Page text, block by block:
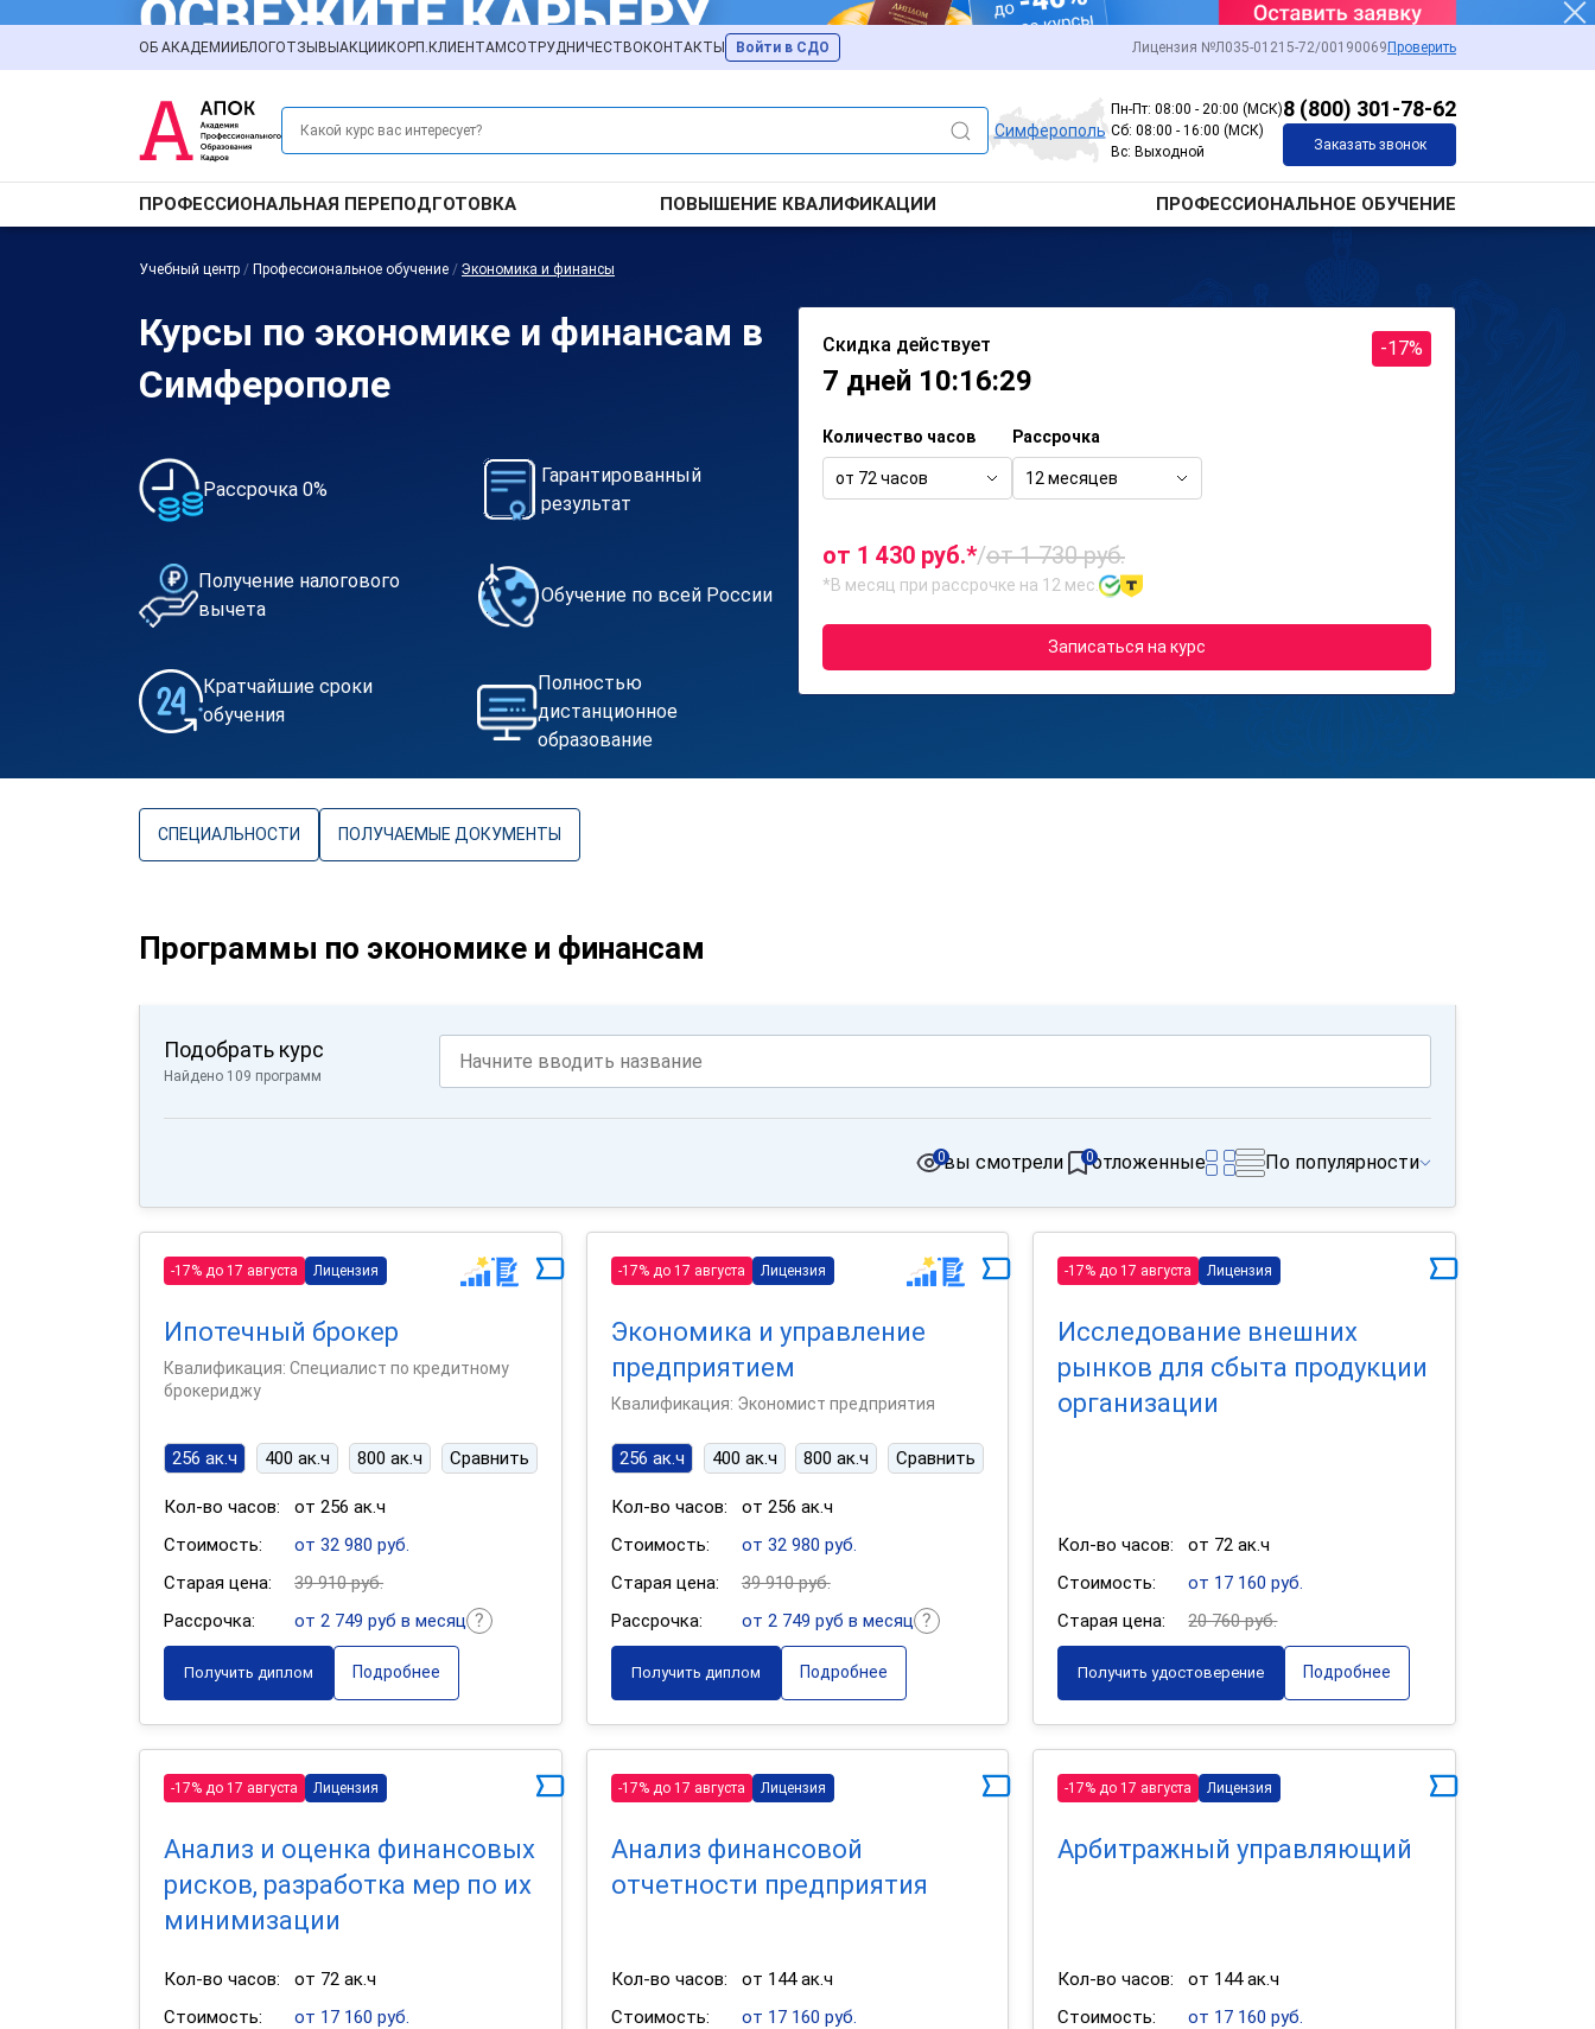
ОБ АКАДЕМИИ БЛОГОТЗЫВЫ АКЦИИ КОРП.КЛИЕНТАМСОТРУДНИЧЕСТВО КОНТАКТЫ Войти в СДО Лицензия №Л035-01215-72/00190069 Проверить
Симферополь
Пн-Пт: 08:00 - 20:00 (МСК)
Сб: 08:00 - 16:00 (МСК)
Вс: Выходной
8 (800) 301-78-62
Заказать звонок
ПРОФЕССИОНАЛЬНАЯ ПЕРЕПОДГОТОВКА ПОВЫШЕНИЕ КВАЛИФИКАЦИИ ПРОФЕССИОНАЛЬНОЕ ОБУЧЕНИЕ
Учебный центр / Профессиональное обучение / Экономика и финансы
Курсы по экономике и финансам в
Симферополе
Рассрочка 0%
Гарантированный
результат
Получение налогового
вычета
Обучение по всей России
Кратчайшие сроки
обучения
Полностью
дистанционное
образование
Скидка действует
7 дней 10:16:29
-17%
Количество часов
от 72 часов
Рассрочка
12 месяцев
от 1 430 руб.*/от 1 730 руб.
*В месяц при рассрочке на 12 мес.
Записаться на курс
СПЕЦИАЛЬНОСТИ ПОЛУЧАЕМЫЕ ДОКУМЕНТЫ
Программы по экономике и финансам
Подобрать курс
Найдено 109 программ
вы смотрели
0 отложенные
0 По популярности
-17% до 17 августа Лицензия
Ипотечный брокер
Квалификация: Специалист по кредитному
брокериджу
256 ак.ч 400 ак.ч 800 ак.ч Сравнить
Кол-во часов:
от 256 ак.ч
Стоимость:
от 32 980 руб.
Старая цена:
39 910 руб.
Рассрочка:
от 2 749 руб в месяц
Получить диплом Подробнее
-17% до 17 августа Лицензия
Экономика и управление
предприятием
Квалификация: Экономист предприятия
256 ак.ч 400 ак.ч 800 ак.ч Сравнить
Кол-во часов:
от 256 ак.ч
Стоимость:
от 32 980 руб.
Старая цена:
39 910 руб.
Рассрочка:
от 2 749 руб в месяц
Получить диплом Подробнее
-17% до 17 августа Лицензия
Исследование внешних
рынков для сбыта продукции
организации
Кол-во часов:
от 72 ак.ч
Стоимость:
от 17 160 руб.
Старая цена:
20 760 руб.
Получить удостоверение Подробнее
-17% до 17 августа Лицензия
Анализ и оценка финансовых
рисков, разработка мер по их
минимизации
Кол-во часов:
от 72 ак.ч
Стоимость:
от 17 160 руб.
-17% до 17 августа Лицензия
Анализ финансовой
отчетности предприятия
Кол-во часов:
от 144 ак.ч
Стоимость:
от 17 160 руб.
-17% до 17 августа Лицензия
Арбитражный управляющий
Кол-во часов:
от 144 ак.ч
Стоимость:
от 17 160 руб.